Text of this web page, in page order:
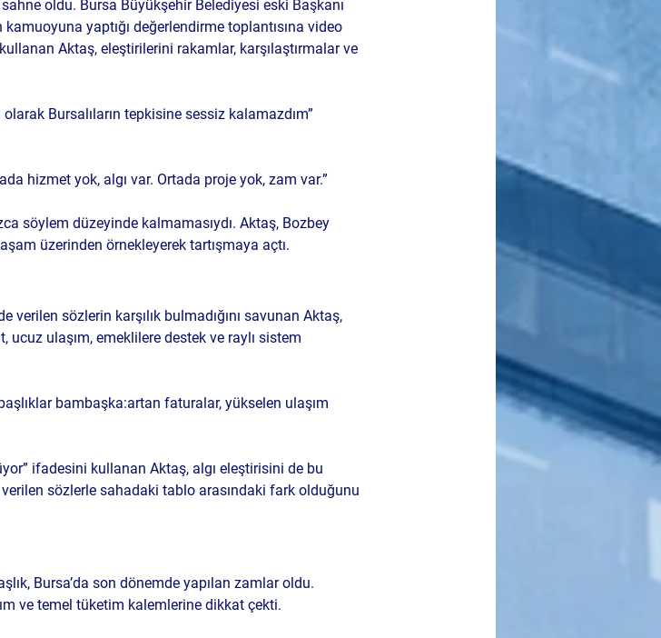
oldu. Bursa Büyükşehir Belediyesi eski Başkanı
yaptığı değerlendirme toplantısına video
Aktaş, eleştirilerini rakamlar, karşılaştırmalar ve
Bursalıların tepkisine sessiz kalamazdım”
hizmet yok, algı var. Ortada proje yok, zam var.”
söylem düzeyinde kalmamasıydı. Aktaş, Bozbey
üzerinden örnekleyerek tartışmaya açtı.
sözlerin karşılık bulmadığını savunan Aktaş,
ulaşım, emeklilere destek ve raylı sistem
bambaşka:artan faturalar, yükselen ulaşım
ifadesini kullanan Aktaş, algı eleştirisini de bu
sözlerle sahadaki tablo arasındaki fark olduğunu
Bursa’da son dönemde yapılan zamlar oldu.
ve temel tüketim kalemlerine dikkat çekti.